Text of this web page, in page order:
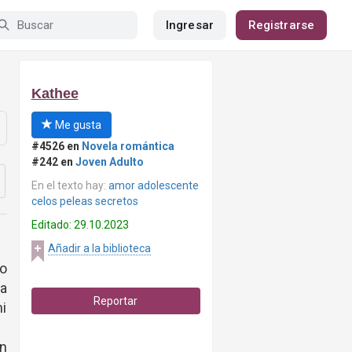
Ingresar Registrarse
Kathee
Me gusta
#4526 en Novela romántica
#242 en Joven Adulto
En el texto hay: amor adolescente
celos peleas secretos
Editado: 29.10.2023
Añadir a la biblioteca
Reportar